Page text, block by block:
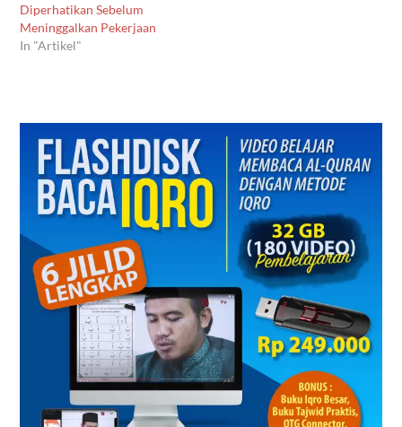
Diperhatikan Sebelum
Meninggalkan Pekerjaan
In "Artikel"